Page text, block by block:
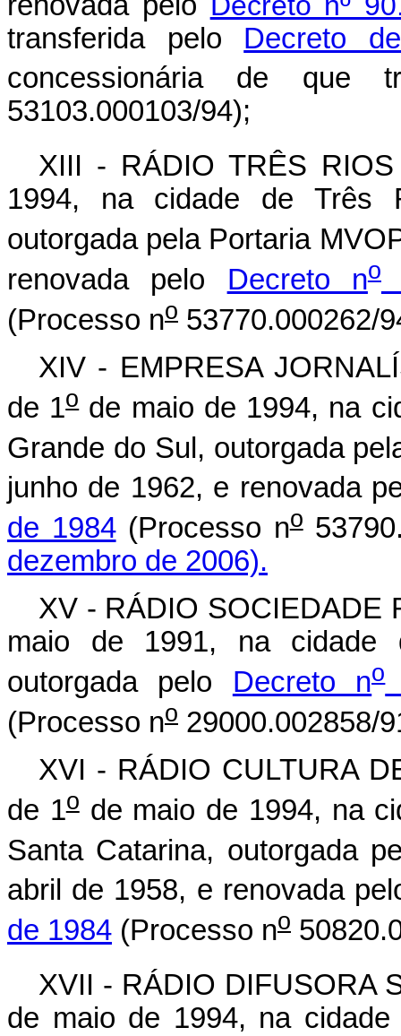
transferida pelo Decreto
concessionária de que
53103.000103/94);
XIII - RÁDIO TRÊS
1994, na cidade de Três
outorgada pela Portaria
renovada pelo Decreto no
(Processo no 53770.000262/
XIV - EMPRESA
de 1ode maio de 1994, na
Grande do Sul, outorgada
junho de 1962, e renovada
de 1984(Processo no
dezembro de 2006).
XV - RÁDIO SOCIEDADE
maio de 1991, na cidade
outorgada pelo Decreto no
(Processo no 29000.002858/
XVI - RÁDIO CULTURA
de 1ode maio de 1994, na
Santa Catarina, outorgada
abril de 1958, e renovada
de 1984 (Processo no
XVII - RÁDIO DIFUSORA
de maio de 1994, na